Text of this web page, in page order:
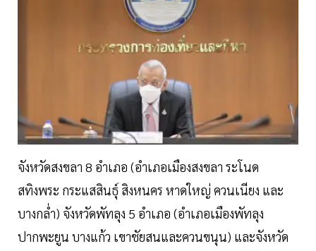
จังหวัดสงขลา 8 อำเภอ (อำเภอเมืองสงขลา ระโนด
สทิงพระ กระแสสินธุ์ สิงหนคร หาดใหญ่ ควนเนียง และ
บางกล่ำ) จังหวัดพัทลุง 5 อำเภอ (อำเภอเมืองพัทลุง
ปากพะยูน บางแก้ว เขาชัยสนและควนขนุน) และจังหวัด